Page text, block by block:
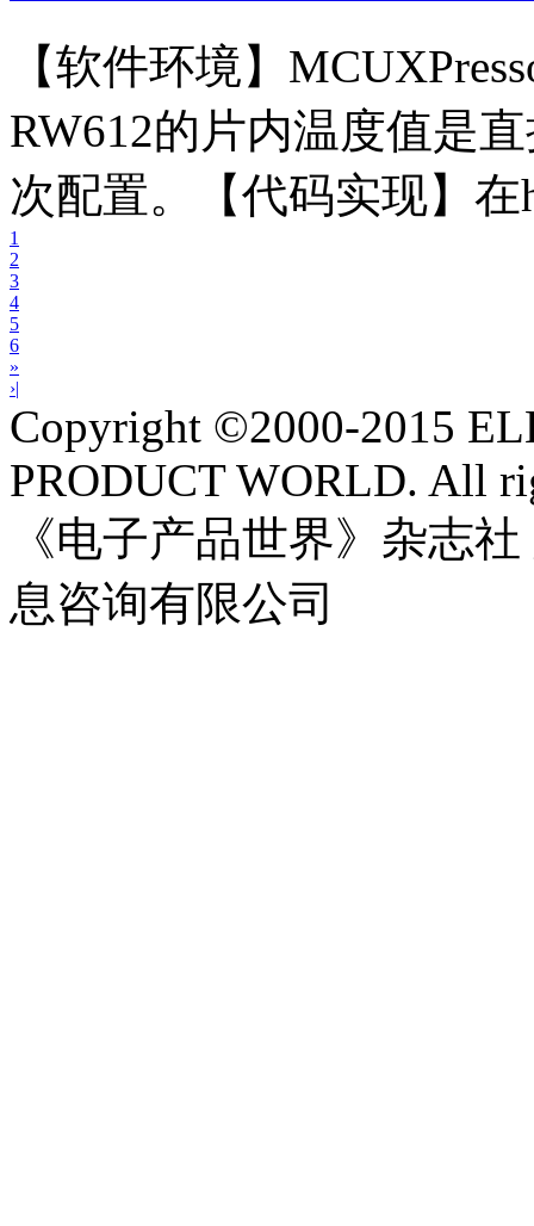
【软件环境】
RW612的片内温度值是
次配置。【代码实现】
1
2
3
4
5
6
»
›|
Copyright ©2000-2015
PRODUCT WORLD. All
《电子产品世界》杂志
息咨询有限公司